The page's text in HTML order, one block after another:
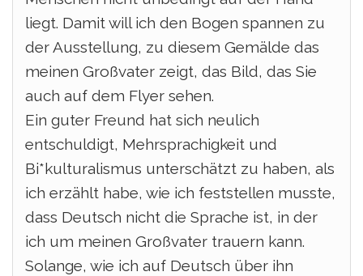
liegt. Damit will ich den Bogen spannen zu
der Ausstellung, zu diesem Gemälde das
meinen Großvater zeigt, das Bild, das Sie
auch auf dem Flyer sehen.
Ein guter Freund hat sich neulich
entschuldigt, Mehrsprachigkeit und
Bi*kulturalismus unterschätzt zu haben, als
ich erzählt habe, wie ich feststellen musste,
dass Deutsch nicht die Sprache ist, in der
ich um meinen Großvater trauern kann.
Solange, wie ich auf Deutsch über ihn